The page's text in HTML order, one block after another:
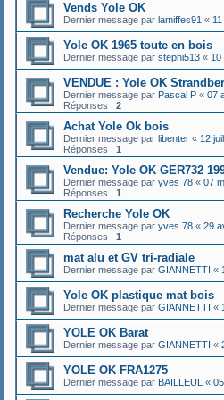
Vends Yole OK
Dernier message par lamiffes91 «
Yole OK 1965 toute en bois
Dernier message par stephi513 « 10
VENDUE : Yole OK
Dernier message par Pascal P « 07
Réponses : 2
Achat Yole Ok bois
Dernier message par libenter « 12
Réponses : 1
Vendue: Yole OK GER732
Dernier message par yves 78 « 07
Réponses : 1
Recherche Yole OK
Dernier message par yves 78 « 29
Réponses : 1
mat alu et GV tri-radiale
Dernier message par GIANNETTI «
Yole OK plastique mat bois
Dernier message par GIANNETTI «
YOLE OK Barat
Dernier message par GIANNETTI «
YOLE OK FRA1275
Dernier message par BAILLEUL «